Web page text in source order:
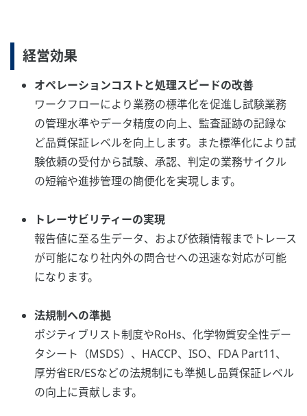
経営効果
オペレーションコストと処理スピードの改善
ワークフローにより業務の標準化を促進し試験業務
の管理水準やデータ精度の向上、監査証跡の記録な
ど品質保証レベルを向上します。また標準化により試
験依頼の受付から試験、承認、判定の業務サイクル
の短縮や進捗管理の簡便化を実現します。
トレーサビリティーの実現
報告値に至る生データ、および依頼情報までトレース
が可能になり社内外の問合せへの迅速な対応が可能
になります。
法規制への準拠
ポジティブリスト制度やRoHs、化学物質安全性デー
タシート（MSDS）、HACCP、ISO、FDA Part11、
厚労省ER/ESなどの法規制にも準拠し品質保証レベル
の向上に貢献します。